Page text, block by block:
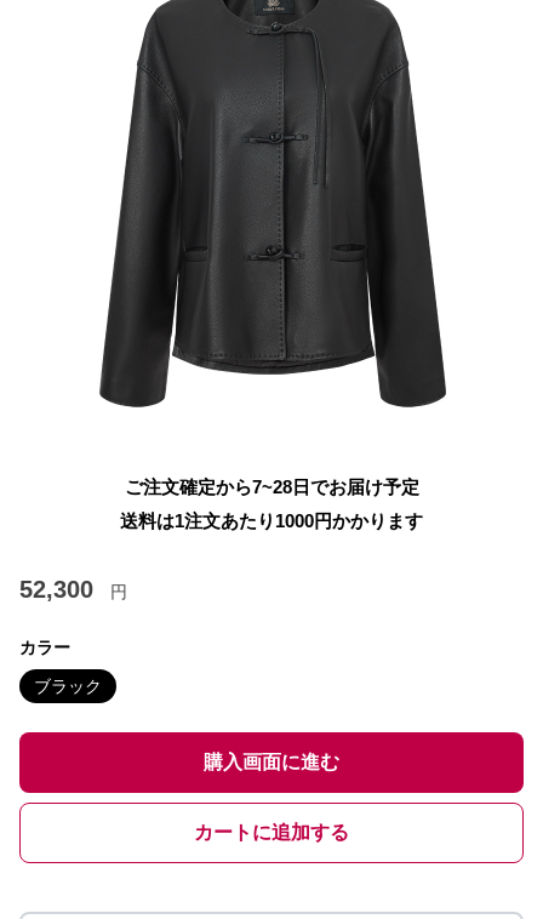
ご注文確定から7~28日でお届け予定
送料は1注文あたり 1000円かかります
52,300 円
カラー
ブラック
購入画面に進む
カートに追加する